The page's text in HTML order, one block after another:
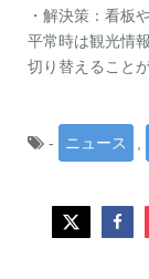
・解決策：看板
平常時は観光情
切り替えること
- ニュース